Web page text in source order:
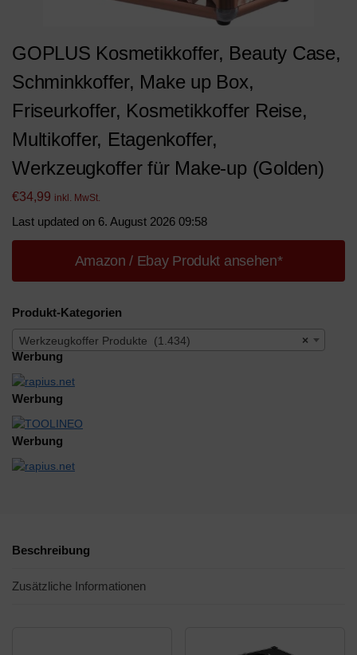
GOPLUS Kosmetikkoffer, Beauty Case,
Schminkkoffer, Make up Box,
Friseurkoffer, Kosmetikkoffer Reise,
Multikoffer, Etagenkoffer,
Werkzeugkoffer für Make-up (Golden)
€34,99 inkl. MwSt.
Last updated on 6. August 2026 09:58
Amazon / Ebay Produkt ansehen*
Produkt-Kategorien
×
Werkzeugkoffer Produkte (1.434)
Werbung
Werbung
Werbung
Beschreibung
Zusätzliche Informationen